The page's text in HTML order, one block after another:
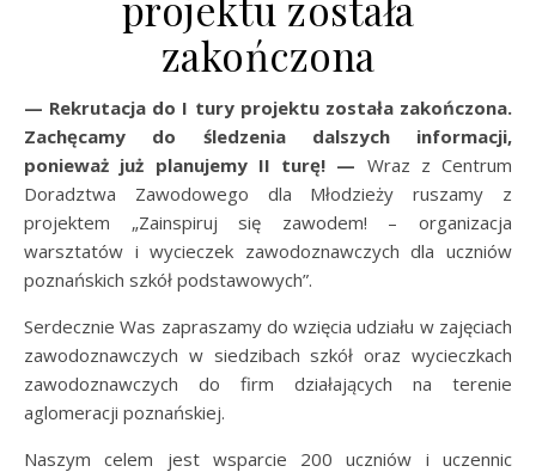
zakończona
— Rekrutacja do I tury projektu została zakończona.
Zachęcamy do śledzenia dalszych informacji,
ponieważ już planujemy II turę! — Wraz z Centrum
Doradztwa Zawodowego dla Młodzieży ruszamy z
projektem „Zainspiruj się zawodem! – organizacja
warsztatów i wycieczek zawodoznawczych dla uczniów
poznańskich szkół podstawowych”.
Serdecznie Was zapraszamy do wzięcia udziału w zajęciach
zawodoznawczych w siedzibach szkół oraz wycieczkach
zawodoznawczych do firm działających na terenie
aglomeracji poznańskiej.
Naszym celem jest wsparcie 200 uczniów i uczennic